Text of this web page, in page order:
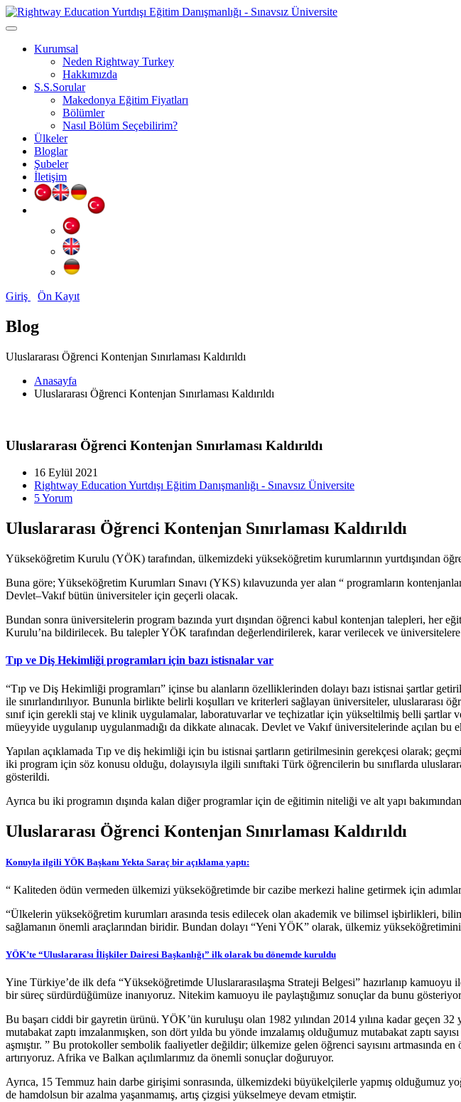
Kurumsal
Neden Rightway Turkey
Hakkımızda
S.S.Sorular
Makedonya Eğitim Fiyatları
Bölümler
Nasıl Bölüm Seçebilirim?
Ülkeler
Bloglar
Şubeler
İletişim
Giriş Ön Kayıt
Blog
Uluslararası Öğrenci Kontenjan Sınırlaması Kaldırıldı
Anasayfa
Uluslararası Öğrenci Kontenjan Sınırlaması Kaldırıldı
Uluslararası Öğrenci Kontenjan Sınırlaması Kaldırıldı
16 Eylül 2021
Rightway Education Yurtdışı Eğitim Danışmanlığı - Sınavsız Üniversite
5 Yorum
Uluslararası Öğrenci Kontenjan Sınırlaması Kaldırıldı
Yükseköğretim Kurulu (YÖK) tarafından, ülkemizdeki yükseköğretim kurumlarının yurtdışından
Buna göre; Yükseköğretim Kurumları Sınavı (YKS) kılavuzunda yer alan “ programların
Devlet–Vakıf bütün üniversiteler için geçerli olacak.
Bundan sonra üniversitelerin program bazında yurt dışından öğrenci kabul kontenjan talepleri, her
Kurulu’na bildirilecek. Bu talepler YÖK tarafından değerlendirilerek, karar verilecek ve
Tıp ve Diş Hekimliği programları için bazı istisnalar var
“Tıp ve Diş Hekimliği programları” içinse bu alanların özelliklerinden dolayı bazı istisnai şartlar
ile sınırlandırılıyor. Bununla birlikte belirli koşulları ve kriterleri sağlayan üniversiteler, uluslararası
sınıf için gerekli staj ve klinik uygulamalar, laboratuvarlar ve teçhizatlar için yükseltilmiş belli şartlar
müeyyide uygulanıp uygulanmadığı da dikkate alınacak. Devlet ve Vakıf üniversitelerinde açılan bu
Yapılan açıklamada Tıp ve diş hekimliği için bu istisnai şartların getirilmesinin gerekçesi olarak;
iki program için söz konusu olduğu, dolayısıyla ilgili sınıftaki Türk öğrencilerin bu sınıflarda
gösterildi.
Ayrıca bu iki programın dışında kalan diğer programlar için de eğitimin niteliği ve alt yapı
Uluslararası Öğrenci Kontenjan Sınırlaması Kaldırıldı
Konuyla ilgili YÖK Başkanı Yekta Saraç bir açıklama yaptı:
“ Kaliteden ödün vermeden ülkemizi yükseköğretimde bir cazibe merkezi haline getirmek için adımlar
“Ülkelerin yükseköğretim kurumları arasında tesis edilecek olan akademik ve bilimsel işbirlikleri,
sağlamanın önemli araçlarından biridir. Bundan dolayı “Yeni YÖK” olarak, ülkemiz
YÖK’te “Uluslararası İlişkiler Dairesi Başkanlığı” ilk olarak bu dönemde kuruldu
Yine Türkiye’de ilk defa “Yükseköğretimde Uluslararasılaşma Strateji Belgesi” hazırlanıp kamuoyu
bir süreç sürdürdüğümüze inanıyoruz. Nitekim kamuoyu ile paylaştığımız sonuçlar da bunu
Bu başarı ciddi bir gayretin ürünü. YÖK’ün kuruluşu olan 1982 yılından 2014 yılına kadar geçen
mutabakat zaptı imzalanmışken, son dört yılda bu yönde imzalamış olduğumuz mutabakat zaptı
aşmıştır. ” Bu protokoller sembolik faaliyetler değildir; ülkemize gelen öğrenci sayısını artmasında
artırıyoruz. Afrika ve Balkan açılımlarımız da önemli sonuçlar doğuruyor.
Ayrıca, 15 Temmuz hain darbe girişimi sonrasında, ülkemizdeki büyükelçilerle yapmış
de hamdolsun bir azalma yaşanmamış, artış çizgisi yükselmeye devam etmiştir.